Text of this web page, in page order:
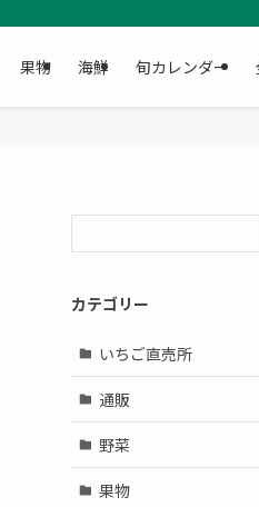
果物 海鮮 旬カレンダー
カテゴリー
いちご直売所
通販
野菜
果物